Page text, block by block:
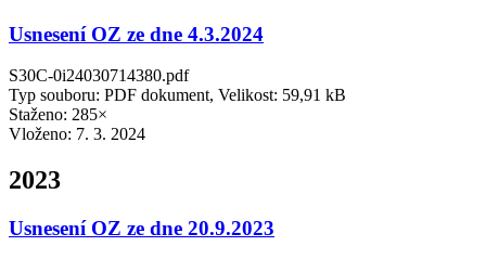
Usnesení OZ ze dne 4.3.2024
S30C-0i24030714380.pdf
Typ souboru: PDF dokument, Velikost: 59,91 kB
Staženo: 285×
Vloženo: 7. 3. 2024
2023
Usnesení OZ ze dne 20.9.2023